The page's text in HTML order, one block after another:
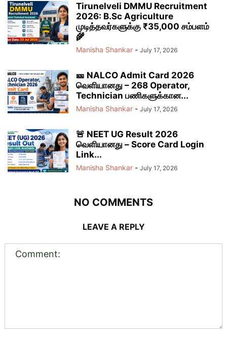
Tirunelveli DMMU Recruitment
2026: B.Sc Agriculture
முடித்தவர்களுக்கு ₹35,000 சம்பளம்
🌾
Manisha Shankar - July 17, 2026
🎫 NALCO Admit Card 2026
வெளியானது – 268 Operator,
Technician பணிகளுக்கான...
Manisha Shankar - July 17, 2026
🚨 NEET UG Result 2026
வெளியானது – Score Card Login
Link...
Manisha Shankar - July 17, 2026
NO COMMENTS
LEAVE A REPLY